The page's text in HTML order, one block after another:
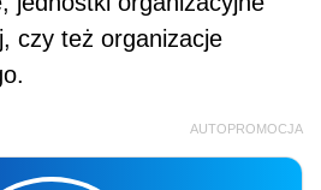
czy też organizacje
AUTOPROMOCJA